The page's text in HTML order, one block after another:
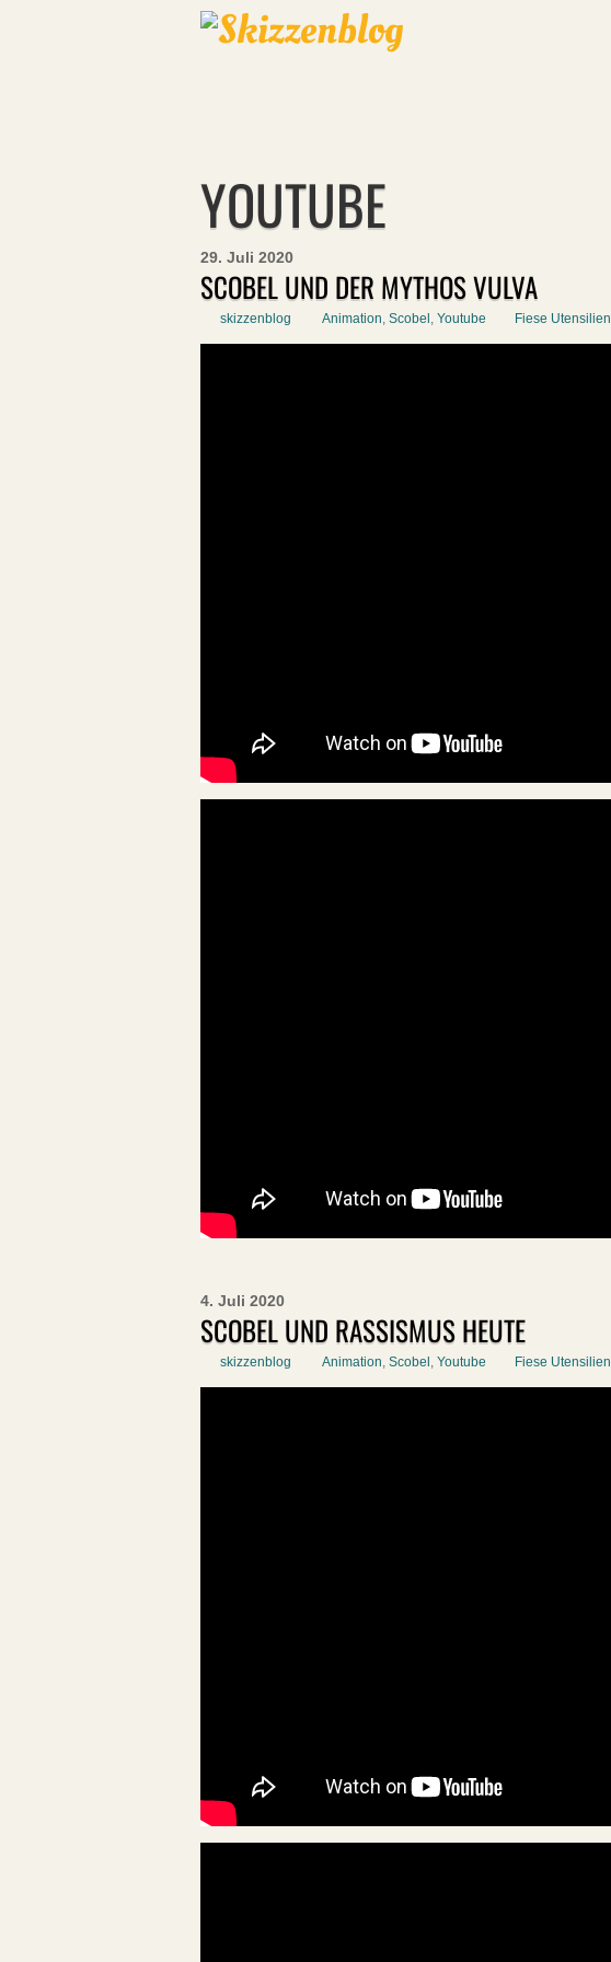
YOUTUBE
29. Juli 2020
SCOBEL UND DER MYTHOS VULVA
skizzenblog Animation, Scobel , Youtube Fiese Utensilien
4. Juli 2020
SCOBEL UND RASSISMUS HEUTE
skizzenblog Animation Scobel Youtube Fiese Utensilien